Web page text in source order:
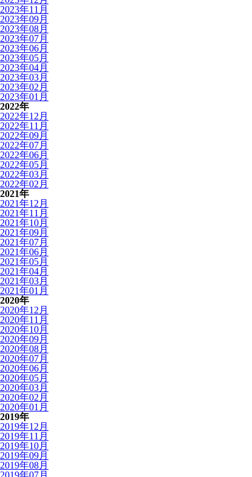
2023年11月
2023年09月
2023年08月
2023年07月
2023年06月
2023年05月
2023年04月
2023年03月
2023年02月
2023年01月
2022年
2022年12月
2022年11月
2022年09月
2022年07月
2022年06月
2022年05月
2022年03月
2022年02月
2021年
2021年12月
2021年11月
2021年10月
2021年09月
2021年07月
2021年06月
2021年05月
2021年04月
2021年03月
2021年01月
2020年
2020年12月
2020年11月
2020年10月
2020年09月
2020年08月
2020年07月
2020年06月
2020年05月
2020年03月
2020年02月
2020年01月
2019年
2019年12月
2019年11月
2019年10月
2019年09月
2019年08月
2019年07月